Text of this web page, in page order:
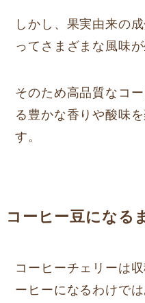
しかし、果実由来の
ってさまざまな風味が
そのため高品質なコ
る豊かな香りや酸味
す。
コーヒー豆になる
コーヒーチェリーは
ーヒーになるわけでは